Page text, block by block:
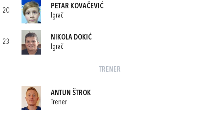
20
PETAR KOVAČEVIĆ
Igrač
23
NIKOLA DOKIĆ
Igrač
TRENER
ANTUN ŠTROK
Trener